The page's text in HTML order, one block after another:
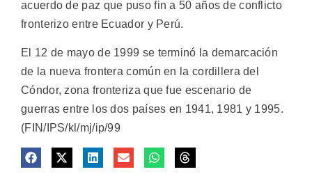
acuerdo de paz que puso fin a 50 años de conflicto
fronterizo entre Ecuador y Perú.
El 12 de mayo de 1999 se terminó la demarcación
de la nueva frontera común en la cordillera del
Cóndor, zona fronteriza que fue escenario de
guerras entre los dos países en 1941, 1981 y 1995.
(FIN/IPS/kl/mj/ip/99